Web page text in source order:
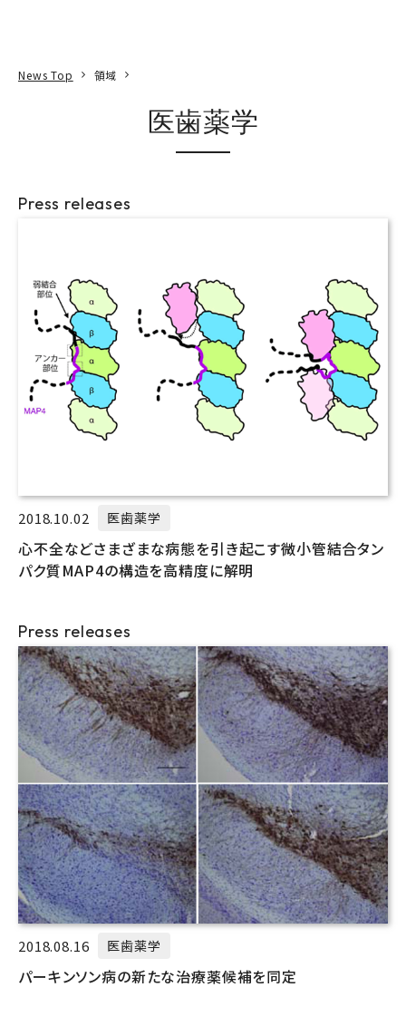
News Top 領域
医歯薬学
Press releases
2018.10.02 医歯薬学
心不全などさまざまな病態を引き起こす微小管結合タン
パク質MAP4の構造を高精度に解明
Press releases
2018.08.16 医歯薬学
パーキンソン病の新たな治療薬候補を同定